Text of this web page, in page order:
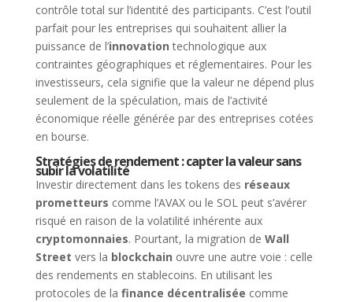
contrôle total sur l’identité des participants. C’est l’outil
parfait pour les entreprises qui souhaitent allier la
puissance de l’innovation technologique aux
contraintes géographiques et réglementaires. Pour les
investisseurs, cela signifie que la valeur ne dépend plus
seulement de la spéculation, mais de l’activité
économique réelle générée par des entreprises cotées
en bourse.
Stratégies de rendement : capter la valeur sans
subir la volatilité
Investir directement dans les tokens des réseaux
prometteurs comme l’AVAX ou le SOL peut s’avérer
risqué en raison de la volatilité inhérente aux
cryptomonnaies. Pourtant, la migration de Wall
Street vers la blockchain ouvre une autre voie : celle
des rendements en stablecoins. En utilisant les
protocoles de la finance décentralisée comme